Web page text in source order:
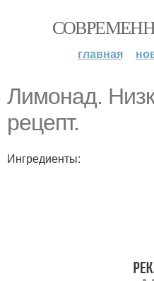
главная
Лимонад.
рецепт.
Ингредиенты: